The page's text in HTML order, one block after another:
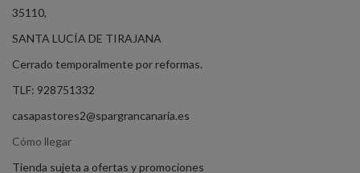
35110,
SANTA LUCÍA DE TIRAJANA
Cerrado temporalmente por reformas.
TLF: 928751332
casapastores2@spargrancanaria.es
Cómo llegar
Tienda sujeta a ofertas y promociones